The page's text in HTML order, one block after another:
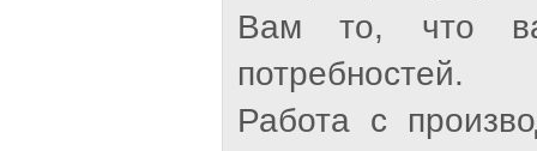
Вам то, что
потребностей.
Работа с